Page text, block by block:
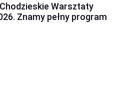
Warsztaty
Znamy pełny program